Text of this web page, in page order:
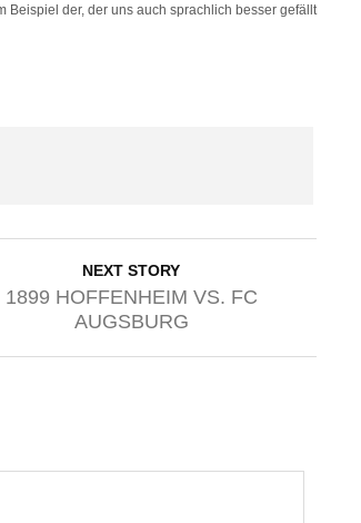
der, der uns auch sprachlich besser gefällt
NEXT STORY
1899 HOFFENHEIM VS. FC
AUGSBURG